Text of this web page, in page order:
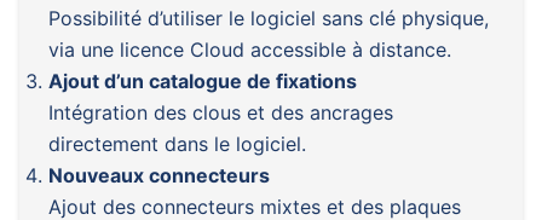
Possibilité d’utiliser le logiciel sans clé physique,
via une licence Cloud accessible à distance.
Ajout d’un catalogue de fixations
Intégration des clous et des ancrages
directement dans le logiciel.
Nouveaux connecteurs
Ajout des connecteurs mixtes et des plaques